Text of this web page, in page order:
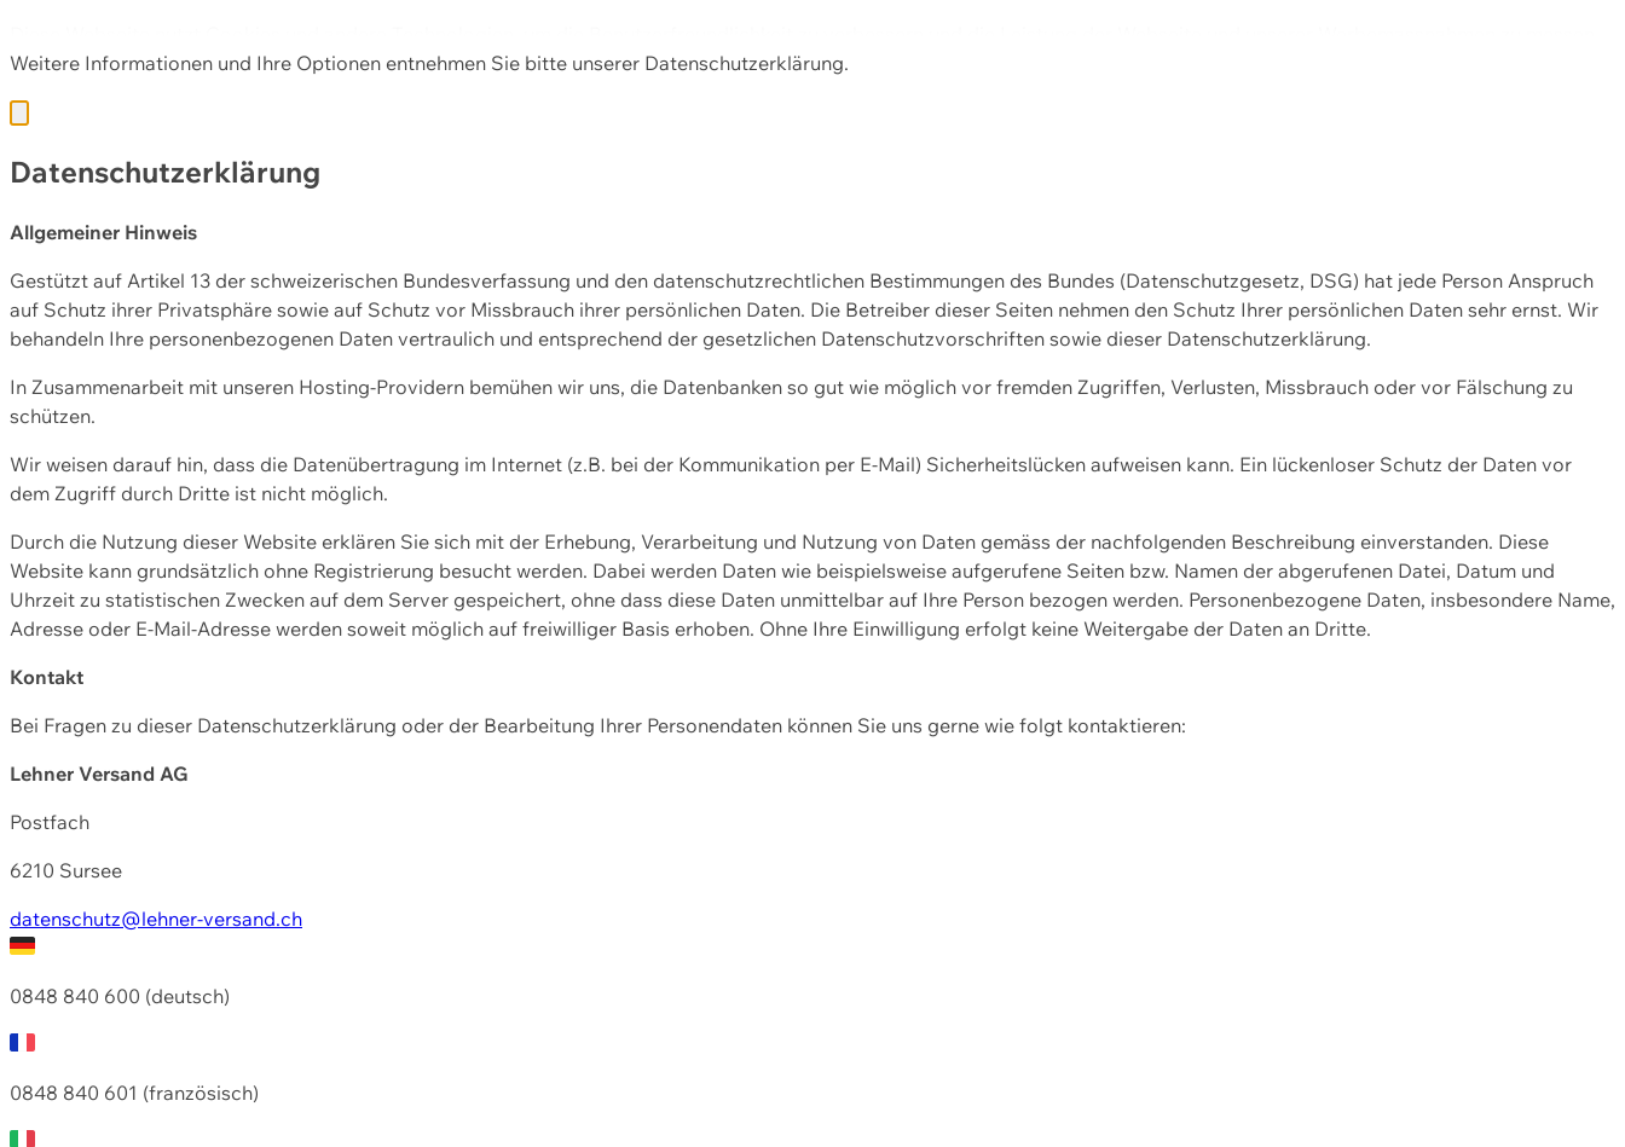
Weitere Informationen und Ihre Optionen entnehmen Sie bitte unserer Datenschutzerklärung.
Datenschutzerklärung
Allgemeiner Hinweis
Gestützt auf Artikel 13 der schweizerischen Bundesverfassung und den datenschutzrechtlichen Bestimmungen des Bundes (Datenschutzgesetz, DSG) hat jede Person Anspruch
auf Schutz ihrer Privatsphäre sowie auf Schutz vor Missbrauch ihrer persönlichen Daten. Die Betreiber dieser Seiten nehmen den Schutz Ihrer persönlichen Daten sehr ernst. Wir
behandeln Ihre personenbezogenen Daten vertraulich und entsprechend der gesetzlichen Datenschutzvorschriften sowie dieser Datenschutzerklärung.
In Zusammenarbeit mit unseren Hosting-Providern bemühen wir uns, die Datenbanken so gut wie möglich vor fremden Zugriffen, Verlusten, Missbrauch oder vor Fälschung zu
schützen.
Wir weisen darauf hin, dass die Datenübertragung im Internet (z.B. bei der Kommunikation per E-Mail) Sicherheitslücken aufweisen kann. Ein lückenloser Schutz der Daten vor
dem Zugriff durch Dritte ist nicht möglich.
Durch die Nutzung dieser Website erklären Sie sich mit der Erhebung, Verarbeitung und Nutzung von Daten gemäss der nachfolgenden Beschreibung einverstanden. Diese
Website kann grundsätzlich ohne Registrierung besucht werden. Dabei werden Daten wie beispielsweise aufgerufene Seiten bzw. Namen der abgerufenen Datei, Datum und
Uhrzeit zu statistischen Zwecken auf dem Server gespeichert, ohne dass diese Daten unmittelbar auf Ihre Person bezogen werden. Personenbezogene Daten, insbesondere Name,
Adresse oder E-Mail-Adresse werden soweit möglich auf freiwilliger Basis erhoben. Ohne Ihre Einwilligung erfolgt keine Weitergabe der Daten an Dritte.
Kontakt
Bei Fragen zu dieser Datenschutzerklärung oder der Bearbeitung Ihrer Personendaten können Sie uns gerne wie folgt kontaktieren:
Lehner Versand AG
Postfach
6210 Sursee
datenschutz@lehner-versand.ch
0848 840 600 (deutsch)
0848 840 601 (französisch)